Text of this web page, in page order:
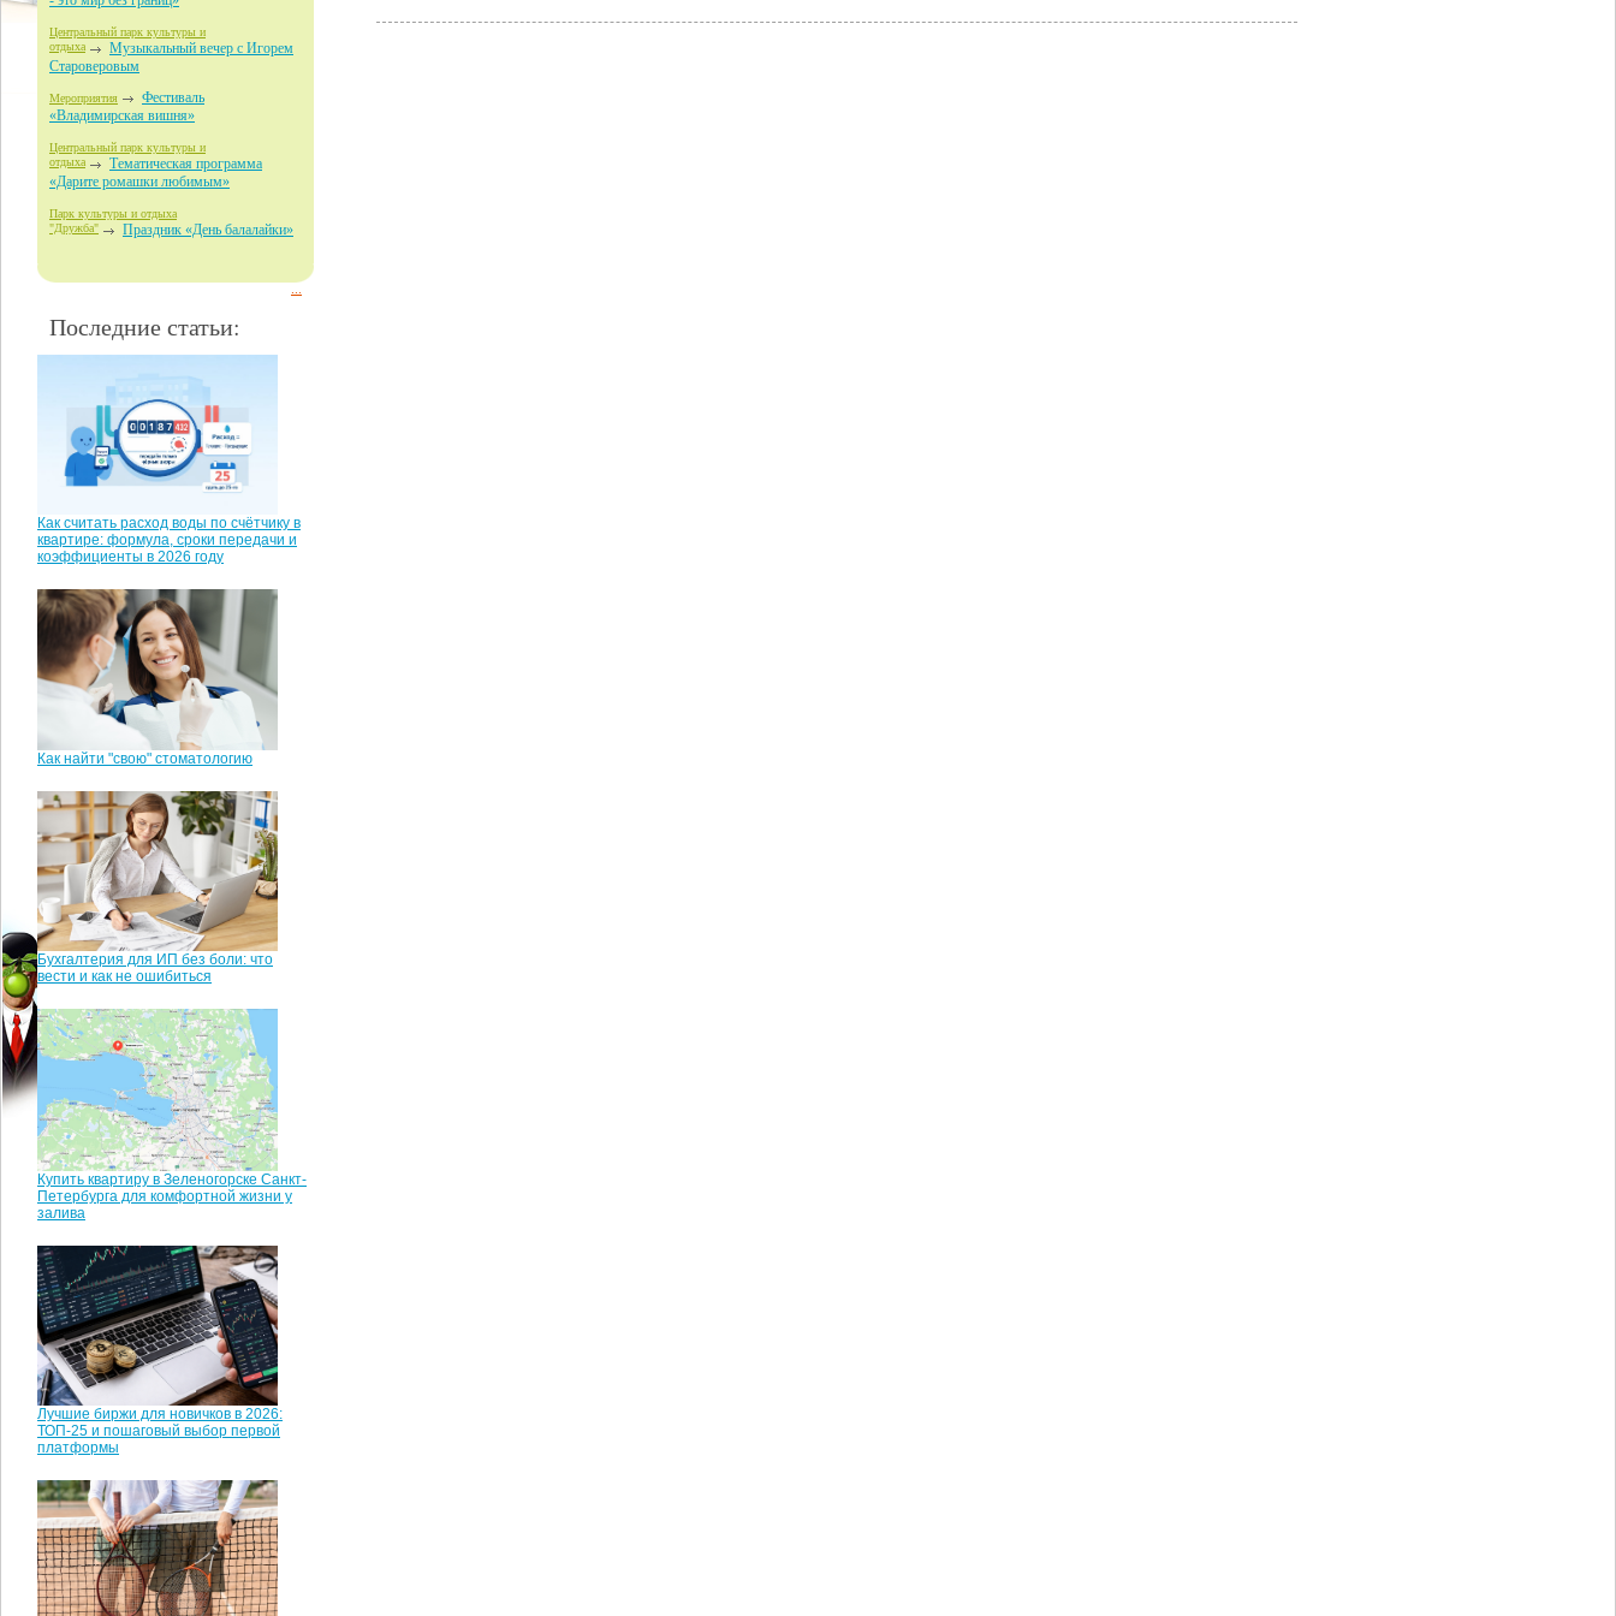
Центральный парк культуры и
отдыха
Музыкальный вечер с Игорем
Староверовым
Мероприятия
Фестиваль
«Владимирская вишня»
Центральный парк культуры и
отдыха
Тематическая программа
«Дарите ромашки любимым»
Парк культуры и отдыха
"Дружба" Праздник «День балалайки»
Последние статьи:
Как считать расход воды по счётчику в
квартире: формула, сроки передачи и
коэффициенты в 2026 году
Как найти "свою" стоматологию
Бухгалтерия для ИП без боли: что
вести и как не ошибиться
Купить квартиру в Зеленогорске Санкт-
Петербурга для комфортной жизни у
залива
Лучшие биржи для новичков в 2026:
ТОП-25 и пошаговый выбор первой
платформы